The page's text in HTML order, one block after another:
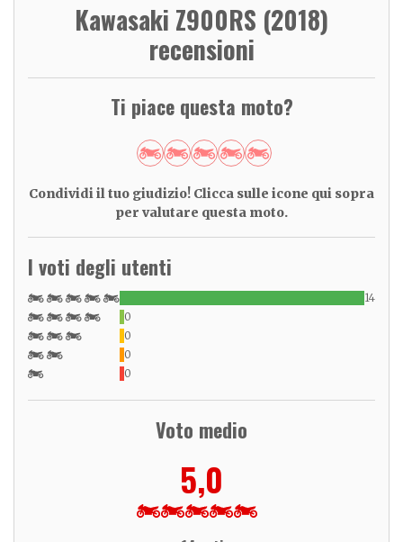
Kawasaki Z900RS (2018)
recensioni
Ti piace questa moto?
Condividi il tuo giudizio! Clicca sulle icone qui sopra
per valutare questa moto.
I voti degli utenti
14
0
0
0
0
Voto medio
5,0